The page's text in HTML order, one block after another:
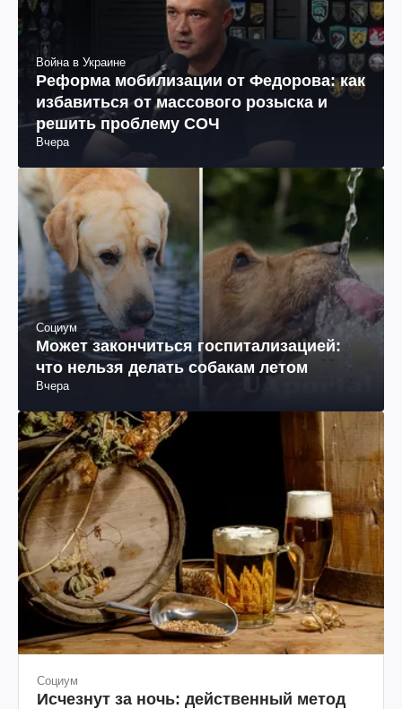
Война в Украине
Реформа мобилизации от Федорова: как
избавиться от массового розыска и
решить проблему СОЧ
Вчера
Социум
Может закончиться госпитализацией:
что нельзя делать собакам летом
Вчера
Социум
Исчезнут за ночь: действенный метод